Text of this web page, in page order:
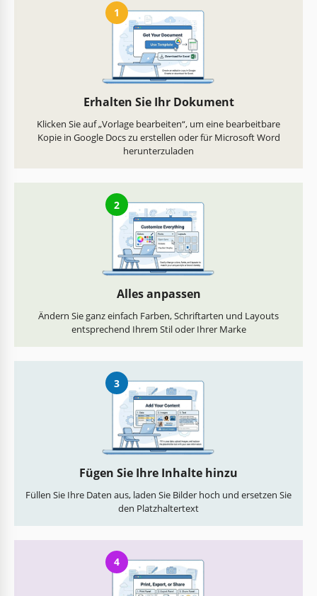
1
Erhalten Sie Ihr Dokument
Klicken Sie auf „Vorlage bearbeiten“, um eine bearbeitbare
Kopie in Google Docs zu erstellen oder für Microsoft Word
herunterzuladen
2
Alles anpassen
Ändern Sie ganz einfach Farben, Schriftarten und Layouts
entsprechend Ihrem Stil oder Ihrer Marke
3
Fügen Sie Ihre Inhalte hinzu
Füllen Sie Ihre Daten aus, laden Sie Bilder hoch und ersetzen Sie
den Platzhaltertext
4